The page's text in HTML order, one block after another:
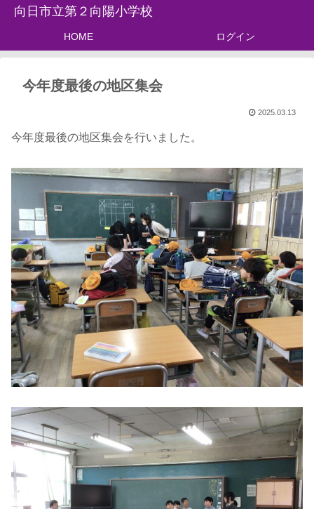
向日市立第２向陽小学校
HOME ログイン
今年度最後の地区集会
2025.03.13
今年度最後の地区集会を行いました。